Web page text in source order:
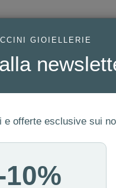
OROLOGI
GIOIELLERIE
e offerte esclusive sui
10%